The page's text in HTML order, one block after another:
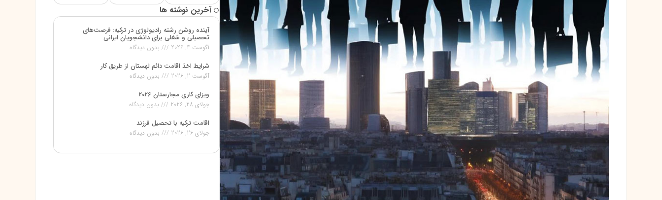
آخرین نوشته ها
آینده روشن رشته رادیولوژی در ترکیه: فرصت‌های
تحصیلی و شغلی برای دانشجویان ایرانی
آگوست 4, 2026 بدون دیدگاه
شرایط اخذ اقامت دائم لهستان از طریق کار
آگوست 2, 2026 بدون دیدگاه
ویزای کاری مجارستان 2026
جولای 28, 2026 بدون دیدگاه
اقامت ترکیه با تحصیل فرزند
جولای 26, 2026 بدون دیدگاه